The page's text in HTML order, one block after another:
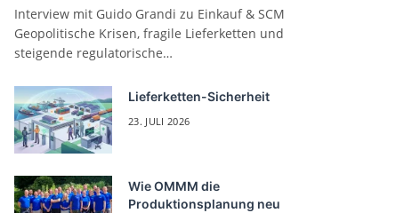
Interview mit Guido Grandi zu Einkauf & SCM
Geopolitische Krisen, fragile Lieferketten und
steigende regulatorische…
Lieferketten-Sicherheit
23. JULI 2026
Wie OMMM die
Produktionsplanung neu